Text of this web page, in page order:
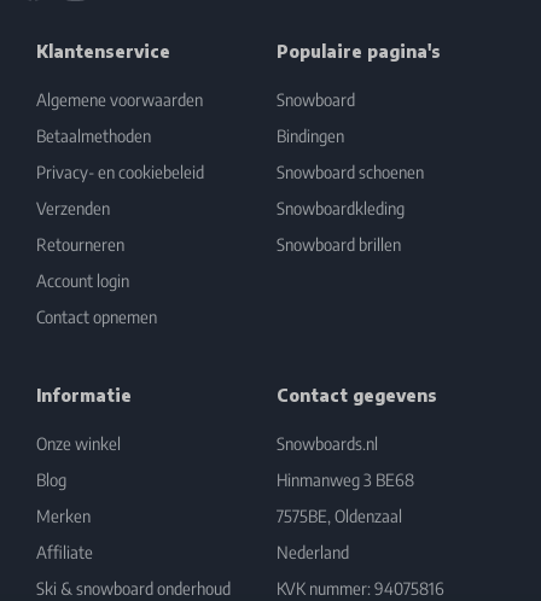
Klantenservice
Algemene voorwaarden
Betaalmethoden
Privacy- en cookiebeleid
Verzenden
Retourneren
Account login
Contact opnemen
Populaire pagina's
Snowboard
Bindingen
Snowboard schoenen
Snowboardkleding
Snowboard brillen
Informatie
Onze winkel
Blog
Merken
Affiliate
Ski & snowboard onderhoud
Contact gegevens
Snowboards.nl
Hinmanweg 3 BE68
7575BE, Oldenzaal
Nederland
KVK nummer: 94075816